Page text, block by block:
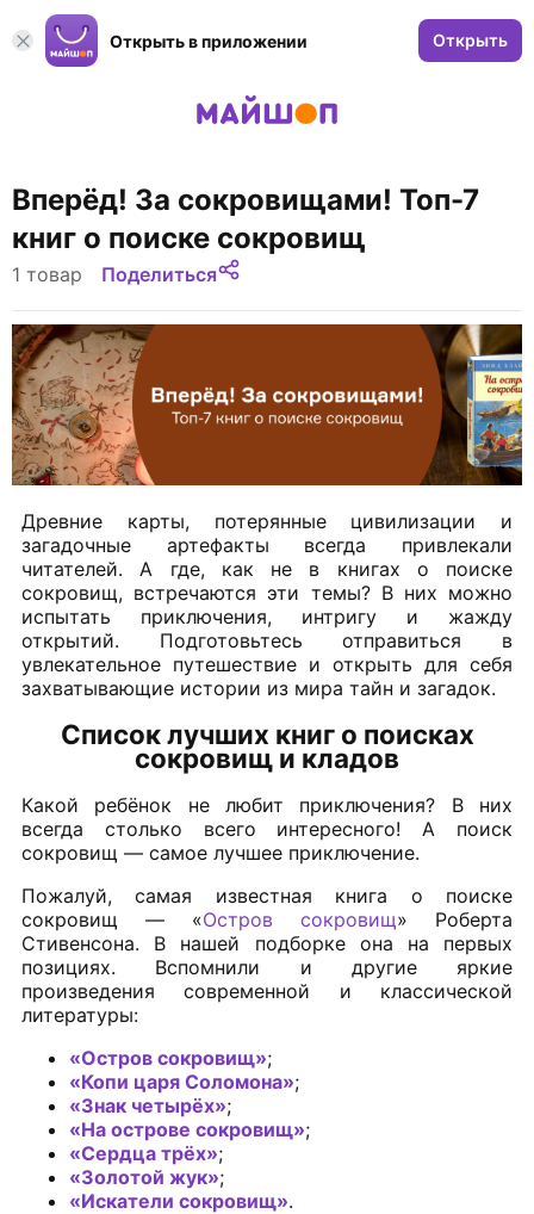
Открыть в приложении Открыть
Вперёд! За сокровищами! Топ-7
книг о поиске сокровищ
1 товар Поделиться
Древние карты, потерянные цивилизации и
загадочные артефакты всегда привлекали
читателей. А где, как не в книгах о поиске
сокровищ, встречаются эти темы? В них можно
испытать приключения, интригу и жажду
открытий. Подготовьтесь отправиться в
увлекательное путешествие и открыть для себя
захватывающие истории из мира тайн и загадок.
Список лучших книг о поисках
сокровищ и кладов
Какой ребёнок не любит приключения? В них
всегда столько всего интересного! А поиск
сокровищ — самое лучшее приключение.
Пожалуй, самая известная книга о поиске
сокровищ — «Остров сокровищ» Роберта
Стивенсона. В нашей подборке она на первых
позициях. Вспомнили и другие яркие
произведения современной и классической
литературы:
«Остров сокровищ»;
«Копи царя Соломона»;
«Знак четырёх»;
«На острове сокровищ»;
«Сердца трёх»;
«Золотой жук»;
«Искатели сокровищ».